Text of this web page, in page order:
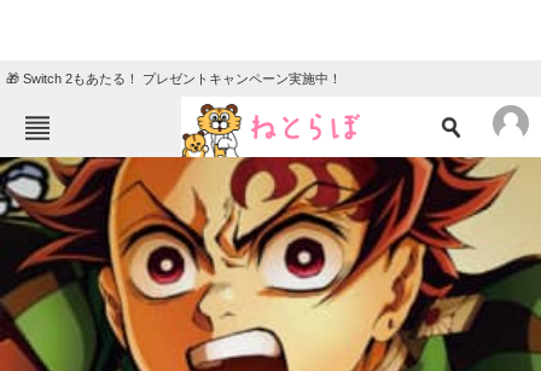
🎁 Switch 2もあたる！ プレゼントキャンペーン実施中！
ねとらぼメニュー
TOP ニュース
エンタメ クイズ
グルメ 地域
住まい 教育・育児